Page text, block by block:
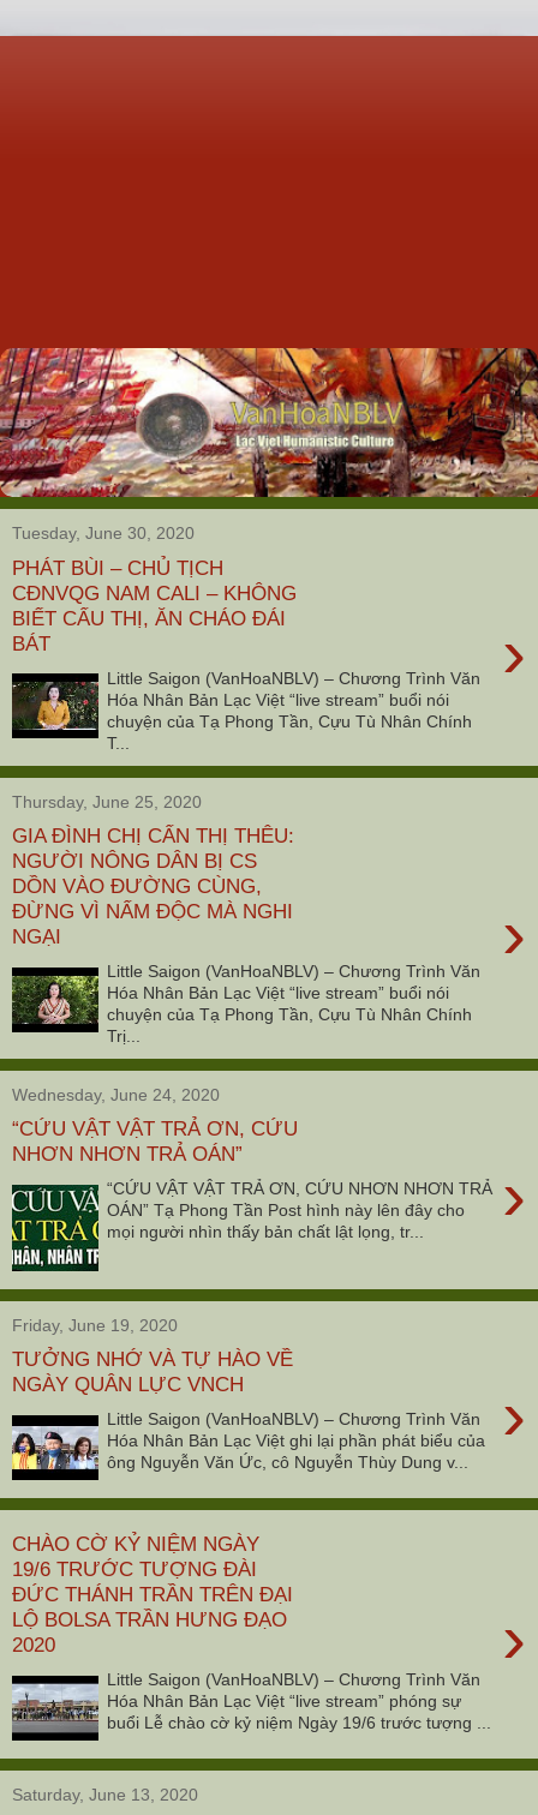
Tuesday, June 30, 2020
PHÁT BÙI – CHỦ TỊCH
CĐNVQG NAM CALI – KHÔNG
BIẾT CẤU THỊ, ĂN CHÁO ĐÁI
BÁT
›
Little Saigon (VanHoaNBLV) – Chương Trình Văn
Hóa Nhân Bản Lạc Việt “live stream” buổi nói
chuyện của Tạ Phong Tần, Cựu Tù Nhân Chính
T...
Thursday, June 25, 2020
GIA ĐÌNH CHỊ CẤN THỊ THÊU:
NGƯỜI NÔNG DÂN BỊ CS
DỒN VÀO ĐƯỜNG CÙNG,
ĐỪNG VÌ NẤM ĐỘC MÀ NGHI
NGẠI
›
Little Saigon (VanHoaNBLV) – Chương Trình Văn
Hóa Nhân Bản Lạc Việt “live stream” buổi nói
chuyện của Tạ Phong Tần, Cựu Tù Nhân Chính
Trị...
Wednesday, June 24, 2020
“CỨU VẬT VẬT TRẢ ƠN, CỨU
NHƠN NHƠN TRẢ OÁN”
›
“CỨU VẬT VẬT TRẢ ƠN, CỨU NHƠN NHƠN TRẢ
OÁN” Tạ Phong Tần Post hình này lên đây cho
mọi người nhìn thấy bản chất lật lọng, tr...
Friday, June 19, 2020
TƯỞNG NHỚ VÀ TỰ HÀO VỀ
NGÀY QUÂN LỰC VNCH
›
Little Saigon (VanHoaNBLV) – Chương Trình Văn
Hóa Nhân Bản Lạc Việt ghi lại phần phát biểu của
ông Nguyễn Văn Ức, cô Nguyễn Thùy Dung v...
CHÀO CỜ KỶ NIỆM NGÀY
19/6 TRƯỚC TƯỢNG ĐÀI
ĐỨC THÁNH TRẦN TRÊN ĐẠI
LỘ BOLSA TRẦN HƯNG ĐẠO
2020
›
Little Saigon (VanHoaNBLV) – Chương Trình Văn
Hóa Nhân Bản Lạc Việt “live stream” phóng sự
buổi Lễ chào cờ kỷ niệm Ngày 19/6 trước tượng ...
Saturday, June 13, 2020